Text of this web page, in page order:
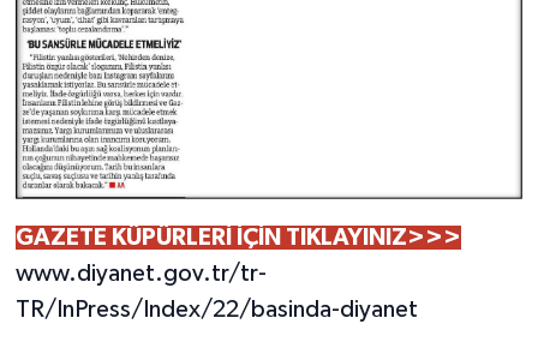
GAZETE KÜPÜRLERİ İÇİN TIKLAYINIZ>>>
www.diyanet.gov.tr/tr-
TR/InPress/Index/22/basinda-diyanet